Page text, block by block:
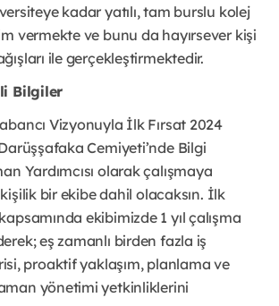
kadar yatılı, tam burslu kolej
vermekte ve bunu da hayırsever kişi
ile gerçekleştirmektedir.
Bilgiler
Vizyonuyla İlk Fırsat 2024
Darüşşafaka Cemiyeti’nde Bilgi
Yardımcısı olarak çalışmaya
kişilik bir ekibe dahil olacaksın. İlk
ekibimizde 1 yıl çalışma
eş zamanlı birden fazla iş
proaktif yaklaşım, planlama ve
yönetimi yetkinliklerini